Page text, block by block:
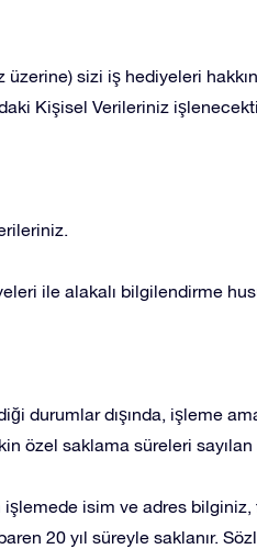
sizi iş hediyeleri
Kişisel Verileriniz
ile alakalı bilgilendirme
durumlar dışında, işleme
özel saklama süreleri
işlemede isim ve adres
20 yıl süreyle saklanır.